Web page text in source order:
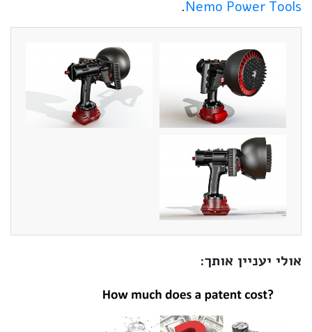
Nemo Power Tools
.
אולי יעניין אותך: